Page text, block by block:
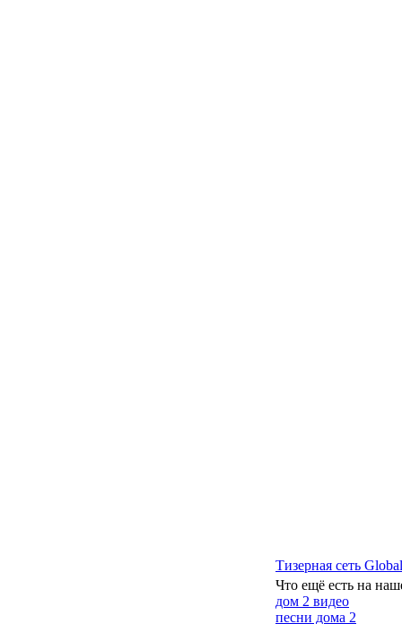
Тизерная сеть
Что ещё есть на
дом 2 видео
песни дома 2